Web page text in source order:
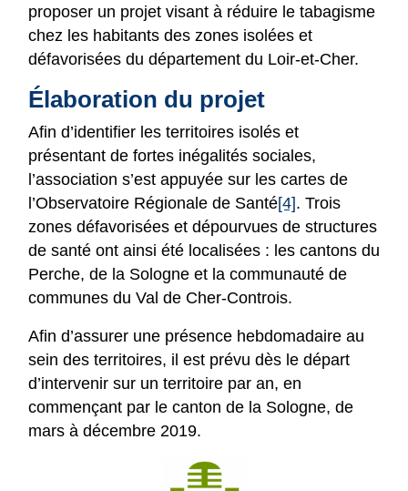
proposer un projet visant à réduire le tabagisme
chez les habitants des zones isolées et
défavorisées du département du Loir-et-Cher.
Élaboration du projet
Afin d’identifier les territoires isolés et
présentant de fortes inégalités sociales,
l’association s’est appuyée sur les cartes de
l’Observatoire Régionale de Santé[4]. Trois
zones défavorisées et dépourvues de structures
de santé ont ainsi été localisées : les cantons du
Perche, de la Sologne et la communauté de
communes du Val de Cher-Controis.
Afin d’assurer une présence hebdomadaire au
sein des territoires, il est prévu dès le départ
d’intervenir sur un territoire par an, en
commençant par le canton de la Sologne, de
mars à décembre 2019.